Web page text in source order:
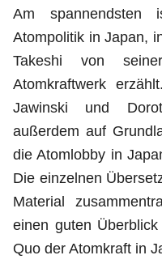
Am
Atompolitik in Japan,
Takeshi von
Atomkraftwerk
Jawinski und
außerdem auf
die Atomlobby in
Die einzelnen
Material
einen guten
Quo der Atomkraft in